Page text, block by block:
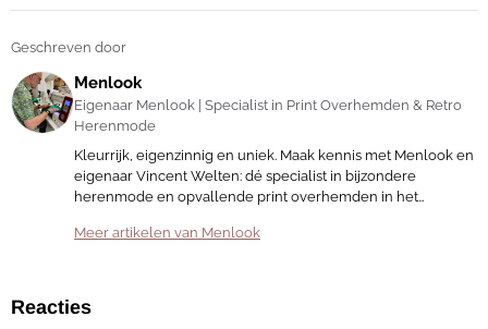
Geschreven door
Menlook
Eigenaar Menlook | Specialist in Print Overhemden & Retro
Herenmode
Kleurrijk, eigenzinnig en uniek. Maak kennis met Menlook en
eigenaar Vincent Welten: dé specialist in bijzondere
herenmode en opvallende print overhemden in het
Meer artikelen van Menlook
Reacties